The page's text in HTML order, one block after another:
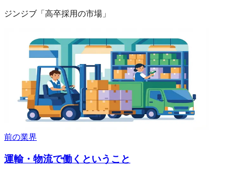
ジンジブ「高卒採用の市場」
前の業界
運輸・物流で働くということ